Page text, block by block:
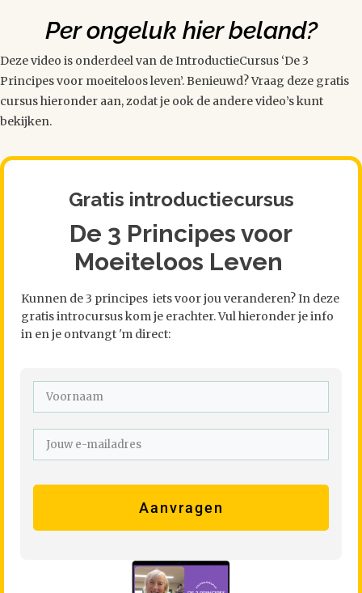
Per ongeluk hier beland?
Deze video is onderdeel van de IntroductieCursus ‘De 3
Principes voor moeiteloos leven’. Benieuwd? Vraag deze gratis
cursus hieronder aan, zodat je ook de andere video’s kunt
bekijken.
Gratis introductiecursus
De 3 Principes voor
Moeiteloos Leven
Kunnen de 3 principes iets voor jou veranderen? In deze
gratis introcursus kom je erachter. Vul hieronder je info
in en je ontvangt 'm direct:
Aanvragen